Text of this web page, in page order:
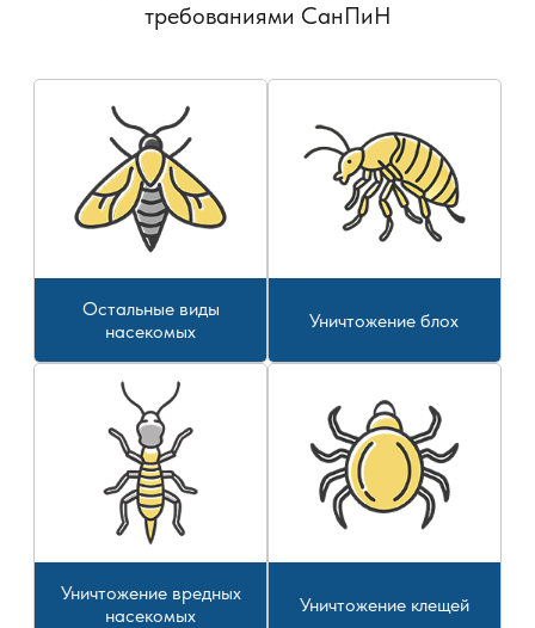
требованиями СанПиН
Остальные виды
насекомых
Уничтожение блох
Уничтожение вредных
насекомых
Уничтожение клещей